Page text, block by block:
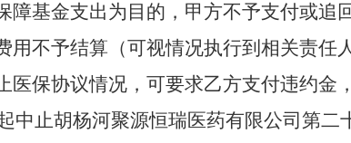
障基金支出为目的，甲方不予支付或追
用不予结算（可视情况执行到相关责任
医保协议情况， 可要求乙方支付违约金
中止胡杨河聚源恒瑞医药有限公司第二